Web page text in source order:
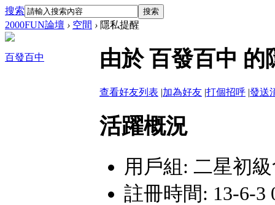
搜索 搜索
2000FUN論壇 › 空間 › 隱私提醒
百發百中 由於 百發百中
查看好友列表 |加為好友 |打個招呼 |發送
活躍概況
用戶組: 二星初
註冊時間: 13-6-3